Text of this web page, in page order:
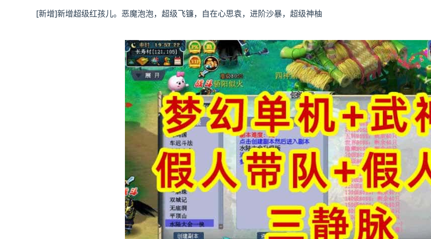
[新增]新增超级红孩儿。恶魔泡泡，超级飞镰，自在心思袁，进阶沙暴，超级神柚